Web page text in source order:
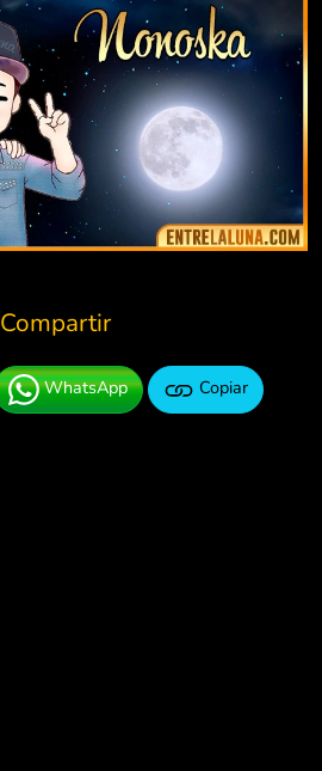
Compartir
WhatsApp Copiar